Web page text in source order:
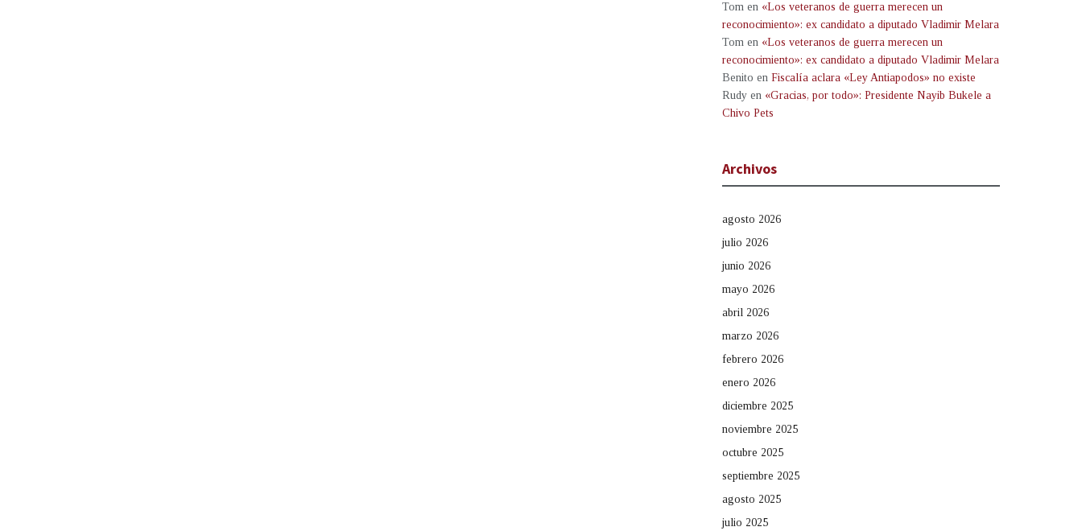
Tom en «Los veteranos de guerra merecen un
reconocimiento»: ex candidato a diputado Vladimir Melara
Tom en «Los veteranos de guerra merecen un
reconocimiento»: ex candidato a diputado Vladimir Melara
Benito en Fiscalía aclara «Ley Antiapodos» no existe
Rudy en «Gracias, por todo»: Presidente Nayib Bukele a
Chivo Pets
Archivos
agosto 2026
julio 2026
junio 2026
mayo 2026
abril 2026
marzo 2026
febrero 2026
enero 2026
diciembre 2025
noviembre 2025
octubre 2025
septiembre 2025
agosto 2025
julio 2025